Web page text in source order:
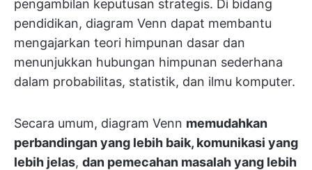
pengambilan keputusan strategis. Di bidang
pendidikan, diagram Venn dapat membantu
mengajarkan teori himpunan dasar dan
menunjukkan hubungan himpunan sederhana
dalam probabilitas, statistik, dan ilmu komputer.
Secara umum, diagram Venn memudahkan
perbandingan yang lebih baik, komunikasi yang
lebih jelas, dan pemecahan masalah yang lebih